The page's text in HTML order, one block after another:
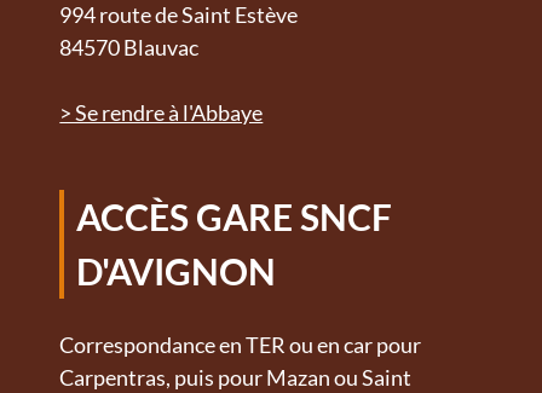
994 route de Saint Estève
84570 Blauvac
> Se rendre à l'Abbaye
ACCÈS GARE SNCF
D'AVIGNON
Correspondance en TER ou en car pour
Carpentras, puis pour Mazan ou Saint